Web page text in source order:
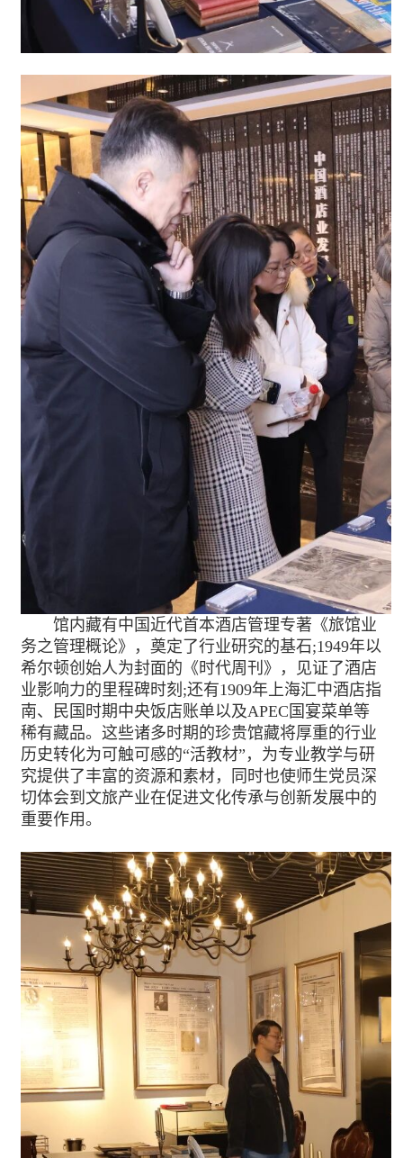
馆内藏有中国近代首本酒店管理专著《旅馆业
务之管理概论》，奠定了行业研究的基石;1949年以
希尔顿创始人为封面的《时代周刊》，见证了酒店
业影响力的里程碑时刻;还有1909年上海汇中酒店指
南、民国时期中央饭店账单以及APEC国宴菜单等
稀有藏品。这些诸多时期的珍贵馆藏将厚重的行业
历史转化为可触可感的“活教材”，为专业教学与研
究提供了丰富的资源和素材，同时也使师生党员深
切体会到文旅产业在促进文化传承与创新发展中的
重要作用。